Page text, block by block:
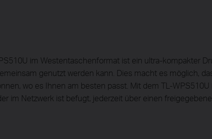
im Westentaschenformat ist ein ultra-kompakter
genutzt werden kann. Dies macht es möglich,
wo es Ihnen am besten passt. Mit dem TL-
im Netzwerk ist befugt, jederzeit über einen